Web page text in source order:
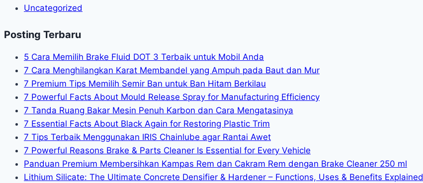
Uncategorized
Posting Terbaru
5 Cara Memilih Brake Fluid DOT 3 Terbaik untuk Mobil Anda
7 Cara Menghilangkan Karat Membandel yang Ampuh pada Baut dan Mur
7 Premium Tips Memilih Semir Ban untuk Ban Hitam Berkilau
7 Powerful Facts About Mould Release Spray for Manufacturing Efficiency
7 Tanda Ruang Bakar Mesin Penuh Karbon dan Cara Mengatasinya
7 Essential Facts About Black Again for Restoring Plastic Trim
7 Tips Terbaik Menggunakan IRIS Chainlube agar Rantai Awet
7 Powerful Reasons Brake & Parts Cleaner Is Essential for Every Vehicle
Panduan Premium Membersihkan Kampas Rem dan Cakram Rem dengan Brake Cleaner 250 ml
Lithium Silicate: The Ultimate Concrete Densifier & Hardener – Functions, Uses & Benefits Explained